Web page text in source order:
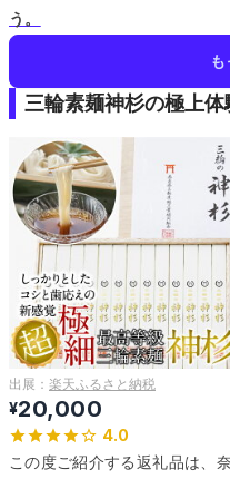
う。
三輪素麺神杉の極上体
出展： 楽天ふるさと納税
¥20,000
4.0
この度ご紹介する返礼品は、